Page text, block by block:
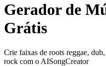
Gerador de
Grátis
Crie faixas de roots reggae,
rock com o AISongCreator